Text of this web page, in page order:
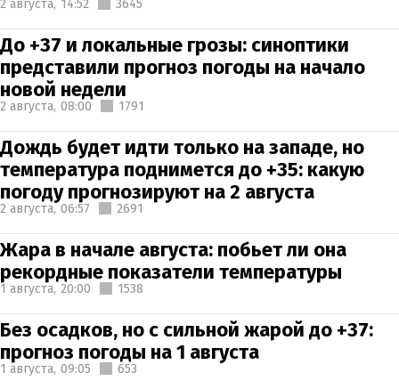
2 августа, 14:52 3645
До +37 и локальные грозы: синоптики
представили прогноз погоды на начало
новой недели
2 августа, 08:00 1791
Дождь будет идти только на западе, но
температура поднимется до +35: какую
погоду прогнозируют на 2 августа
2 августа, 06:57 2691
Жара в начале августа: побьет ли она
рекордные показатели температуры
1 августа, 20:00 1538
Без осадков, но с сильной жарой до +37:
прогноз погоды на 1 августа
1 августа, 09:05 653